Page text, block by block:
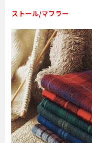
ストール/マフラー